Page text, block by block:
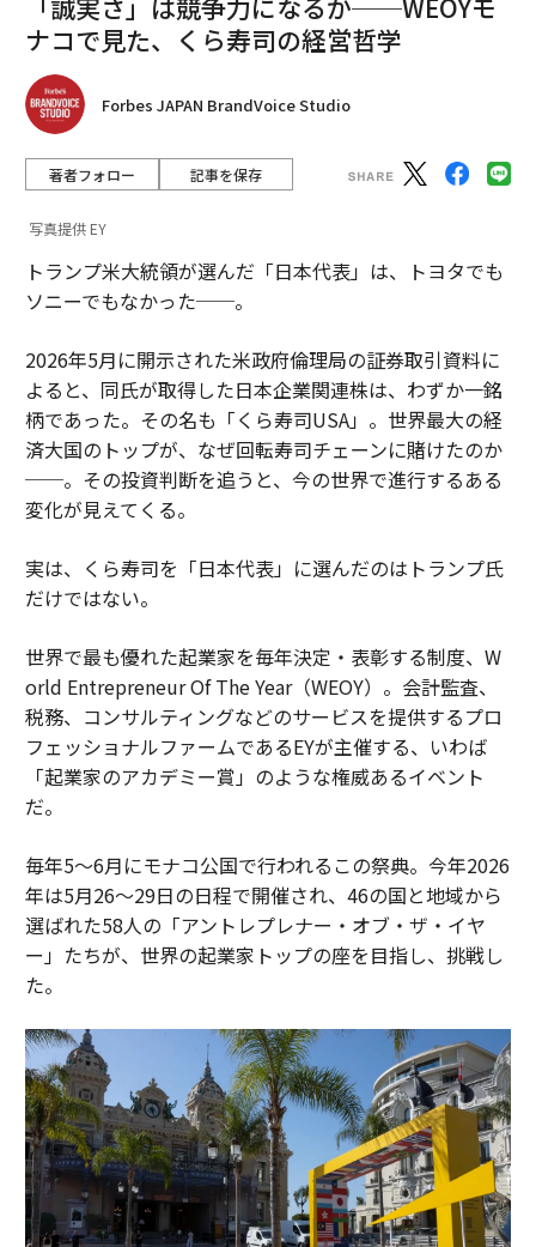
「誠実さ」は競争力になるか──WEOYモ
ナコで見た、くら寿司の経営哲学
Forbes JAPAN BrandVoice Studio
著者フォロー 記事を保存
写真提供 EY
トランプ米大統領が選んだ「日本代表」は、トヨタでも
ソニーでもなかった──。
2026年5月に開示された米政府倫理局の証券取引資料に
よると、同氏が取得した日本企業関連株は、わずか一銘
柄であった。その名も「くら寿司USA」。世界最大の経
済大国のトップが、なぜ回転寿司チェーンに賭けたのか
──。その投資判断を追うと、今の世界で進行するある
変化が見えてくる。
実は、くら寿司を「日本代表」に選んだのはトランプ氏
だけではない。
世界で最も優れた起業家を毎年決定・表彰する制度、W
orld Entrepreneur Of The Year（WEOY）。会計監査、
税務、コンサルティングなどのサービスを提供するプロ
フェッショナルファームであるEYが主催する、いわば
「起業家のアカデミー賞」のような権威あるイベント
だ。
毎年5〜6月にモナコ公国で行われるこの祭典。今年2026
年は5月26〜29日の日程で開催され、46の国と地域から
選ばれた58人の「アントレプレナー・オブ・ザ・イヤ
ー」たちが、世界の起業家トップの座を目指し、挑戦し
た。